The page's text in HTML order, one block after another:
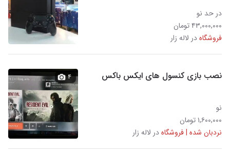
در حد نو
۴۳,۰۰۰,۰۰۰ تومان
فروشگاهدر لاله زار
نصب بازی کنسول های ایکس باکس
نو
۱,۶۰۰,۰۰۰ تومان
نردبان شده | فروشگاهدر لاله زار
۴